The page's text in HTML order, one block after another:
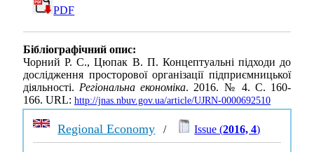
PDF
Бібліографічний опис:
Чорний Р. С., Цюпак В. П. Концептуальні підходи до
дослідження просторової організації підприємницької
діяльності.Регіональна економіка. 2016. № 4. С. 160-
166. URL: http://jnas.nbuv.gov.ua/article/UJRN-0000692510
Regional Economy / Issue (2016, 4)